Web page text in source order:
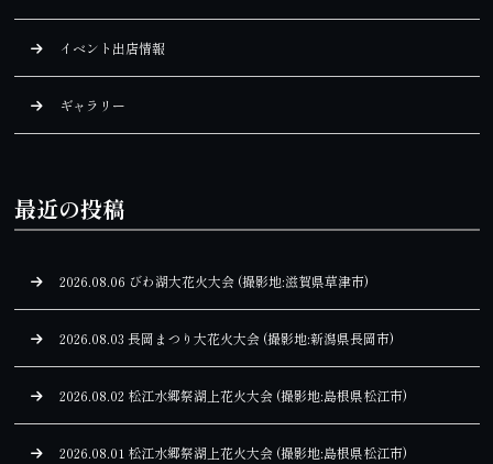
イベント出店情報
ギャラリー
最近の投稿
2026.08.06 びわ湖大花火大会 (撮影地:滋賀県草津市)
2026.08.03 長岡まつり大花火大会 (撮影地:新潟県長岡市)
2026.08.02 松江水郷祭湖上花火大会 (撮影地:島根県松江市)
2026.08.01 松江水郷祭湖上花火大会 (撮影地:島根県松江市)